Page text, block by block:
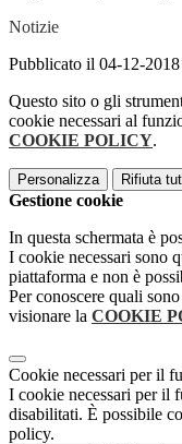
Notizie
Pubblicato il 04-12-2018
Questo sito o gli
cookie necessari al
COOKIE POLICY.
Personalizza Rifiuta
Gestione cookie
In questa schermata è
I cookie necessari sono
piattaforma e non è
Per conoscere quali
visionare la COOKIE
Cookie necessari per il
I cookie necessari per il
disabilitati. È possibile
policy.